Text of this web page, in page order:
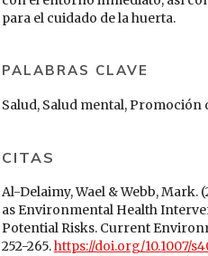
para el cuidado de la huerta.
PALABRAS CLAVE
Salud, Salud mental, Promoción
CITAS
Al-Delaimy, Wael & Webb, Mark.
as Environmental Health
Potential Risks. Current
252-265.https://doi.org/10.1007/